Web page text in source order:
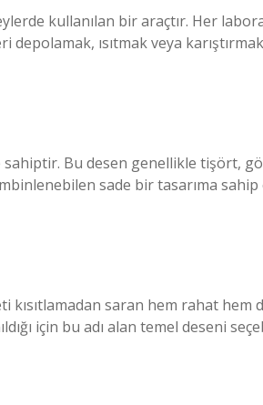
kullanılan bir araçtır. Her
ısıtmak veya
Bu desen genellikle tişört,
sade bir tasarıma
kısıtlamadan saran hem rahat hem
için bu adı alan temel deseni